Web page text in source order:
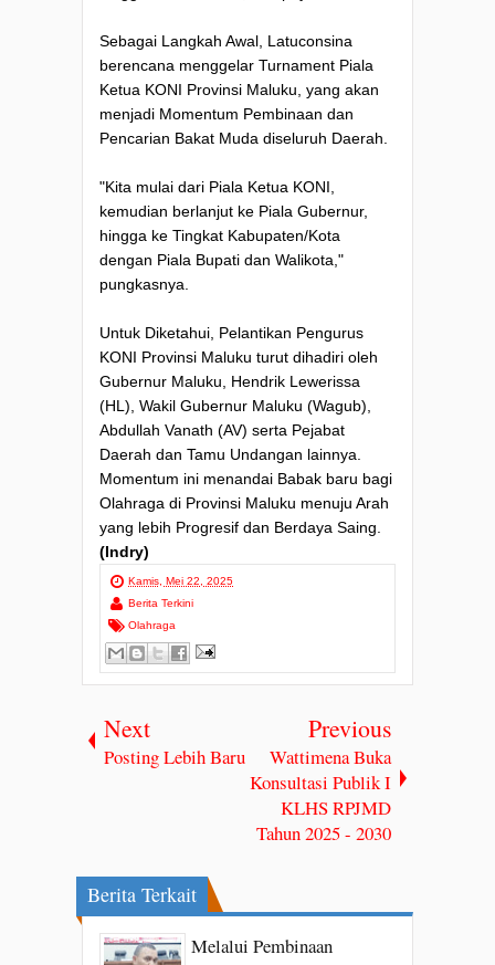
Sebagai Langkah Awal, Latuconsina
berencana menggelar Turnament Piala
Ketua KONI Provinsi Maluku, yang akan
menjadi Momentum Pembinaan dan
Pencarian Bakat Muda diseluruh Daerah.
"Kita mulai dari Piala Ketua KONI,
kemudian berlanjut ke Piala Gubernur,
hingga ke Tingkat Kabupaten/Kota
dengan Piala Bupati dan Walikota,"
pungkasnya.
Untuk Diketahui, Pelantikan Pengurus
KONI Provinsi Maluku turut dihadiri oleh
Gubernur Maluku, Hendrik Lewerissa
(HL), Wakil Gubernur Maluku (Wagub),
Abdullah Vanath (AV) serta Pejabat
Daerah dan Tamu Undangan lainnya.
Momentum ini menandai Babak baru bagi
Olahraga di Provinsi Maluku menuju Arah
yang lebih Progresif dan Berdaya Saing.
(Indry)
Kamis, Mei 22, 2025
Berita Terkini
Olahraga
Next
Posting Lebih Baru
Previous
Wattimena Buka
Konsultasi Publik I
KLHS RPJMD
Tahun 2025 - 2030
Berita Terkait
Melalui Pembinaan